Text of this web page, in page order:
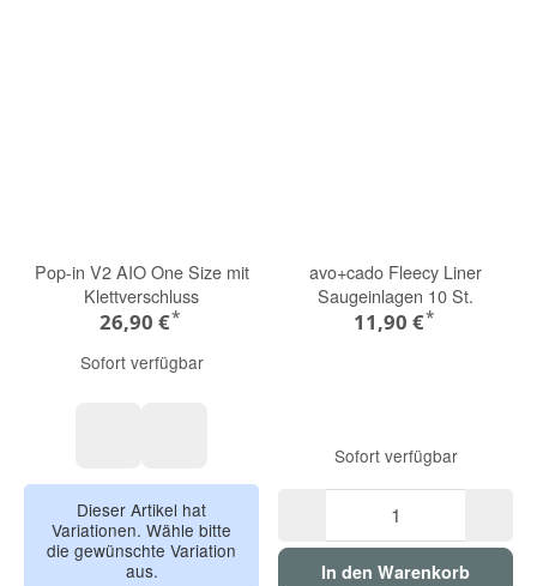
Pop-in V2 AIO One Size mit
Klettverschluss
26,90 €*
Sofort verfügbar
Dieser Artikel hat
Variationen. Wähle bitte
die gewünschte Variation
aus.
avo+cado Fleecy Liner
Saugeinlagen 10 St.
11,90 €*
Sofort verfügbar
In den Warenkorb